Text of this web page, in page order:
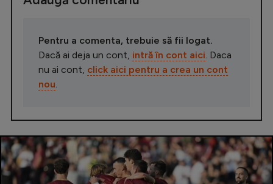
Pentru a comenta, trebuie să fii logat.
Dacă ai deja un cont, intră în cont aici . Daca
nu ai cont, click aici pentru a crea un cont
nou